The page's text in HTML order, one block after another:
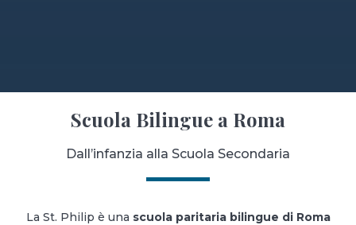
Scuola Bilingue a Roma
Dall’infanzia alla Scuola Secondaria
La St. Philip è una scuola paritaria bilingue di Roma